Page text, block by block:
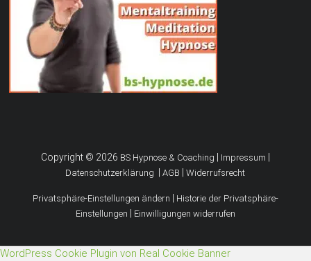
Copyright © 2026 BS Hypnose & Coaching Impressum
Datenschutzerklärung |AGB |Widerrufsrecht
Privatsphäre-Einstellungen ändern
Historie der Privatsphäre-
Einstellungen
Einwilligungen widerrufen
WordPress Cookie Plugin von Real Cookie Banner